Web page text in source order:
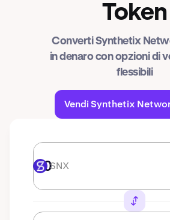
Token
Converti Synthetix
in denaro con opzioni di
flessibili
Vendi Synthetix
SNX SNX